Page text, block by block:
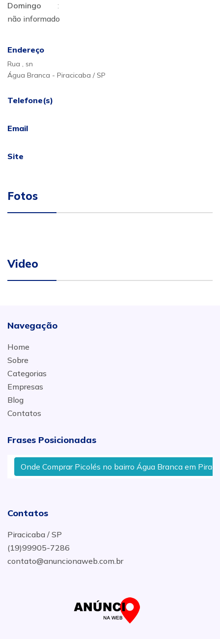
Domingo
:
não informado
Endereço
Rua , sn
Água Branca - Piracicaba / SP
Telefone(s)
Email
Site
Fotos
Video
Navegação
Home
Sobre
Categorias
Empresas
Blog
Contatos
Frases Posicionadas
Onde Comprar Picolés no bairro Água Branca em
Contatos
Piracicaba / SP
(19)99905-7286
contato@anuncionaweb.com.br